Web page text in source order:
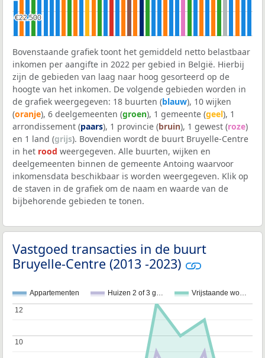
€22.500
€22.500
Bovenstaande grafiek toont het gemiddeld netto belastbaar
inkomen per aangifte in 2022 per gebied in België. Hierbij
zijn de gebieden van laag naar hoog gesorteerd op de
hoogte van het inkomen. De volgende gebieden worden in
de grafiek weergegeven: 18 buurten (blauw), 10 wijken
(oranje), 6 deelgemeenten (groen), 1 gemeente (geel), 1
arrondissement (paars), 1 provincie (bruin), 1 gewest (roze)
en 1 land (grijs). Bovendien wordt de buurt Bruyelle-Centre
in het rood weergegeven. Alle buurten, wijken en
deelgemeenten binnen de gemeente Antoing waarvoor
inkomensdata beschikbaar is worden weergegeven. Klik op
de staven in de grafiek om de naam en waarde van de
bijbehorende gebieden te tonen.
Vastgoed transacties in de buurt
Bruyelle-Centre (2013 -2023)
Appartementen Huizen 2 of 3 g… Vrijstaande wo…
10
10
12
12